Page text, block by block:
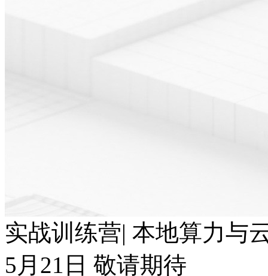
实战训练营| 本地算力与云
5月21日 敬请期待